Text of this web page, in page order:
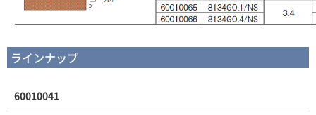
ラインナップ
60010041